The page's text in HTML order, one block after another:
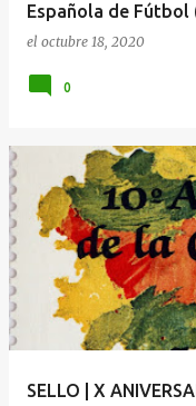
Española de Fútbol
el octubre 18, 2020
0
SELLO | X